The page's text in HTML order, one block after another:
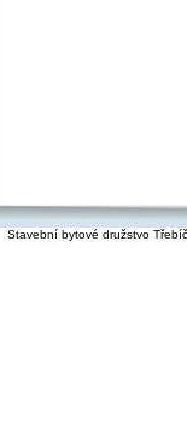
Stavební bytové družstvo